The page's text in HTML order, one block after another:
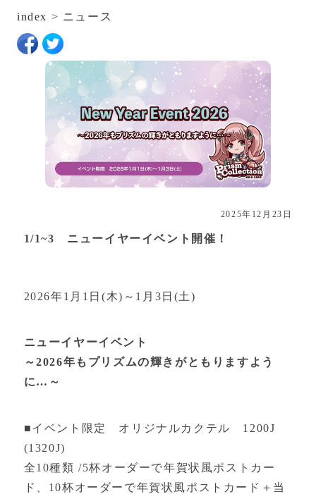
index > ニュース
2025年12月23日
1/1~3 ニューイヤーイベント開催！
2026年1月1日(木)～1月3日(土)
ニューイヤーイベント
～2026年もプリズムの輝きがともりますよう
に…～
■イベント限定 オリジナルカクテル 1200J
(1320J)
全10種類 /5杯オーダーで年賀状風ポストカー
ド、10杯オーダーで年賀状風ポストカード＋当